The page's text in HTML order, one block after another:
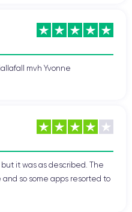
mvh Yvonne
it was as described. The
so some apps resorted to